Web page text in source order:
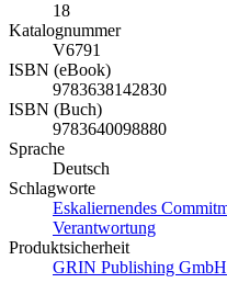
18
Katalognummer
V6791
ISBN (eBook)
9783638142830
ISBN (Buch)
9783640098880
Sprache
Deutsch
Schlagworte
Eskaliernendes
Verantwortung
Produktsicherheit
GRIN Publishing GmbH